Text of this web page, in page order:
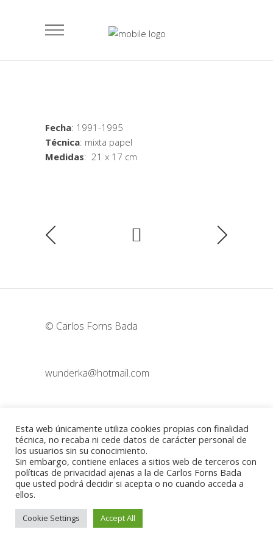
Fecha: 1991-1995
Técnica: mixta papel
Medidas: 21 x 17 cm
© Carlos Forns Bada
wunderka@hotmail.com
Política de cookies-Aviso legal
Esta web únicamente utiliza cookies propias con finalidad
técnica, no recaba ni cede datos de carácter personal de
los usuarios sin su conocimiento.
Sin embargo, contiene enlaces a sitios web de terceros con
políticas de privacidad ajenas a la de Carlos Forns Bada
que usted podrá decidir si acepta o no cuando acceda a
ellos.
Cookie Settings Accept All